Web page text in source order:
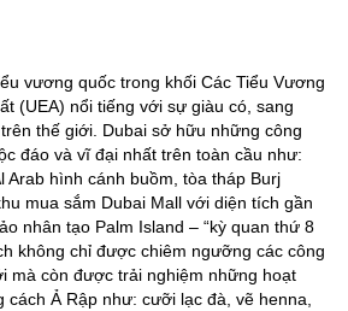
vương quốc trong khối Các Tiểu Vương
(UEA) nổi tiếng với sự giàu có, sang
thế giới. Dubai sở hữu những công
đáo và vĩ đại nhất trên toàn cầu như:
Arab hình cánh buồm, tòa tháp Burj
mua sắm Dubai Mall với diện tích gần
nhân tạo Palm Island – “kỳ quan thứ 8
không chỉ được chiêm ngưỡng các công
mà còn được trải nghiệm những hoạt
cách Ả Rập như: cưỡi lạc đà, vẽ henna,